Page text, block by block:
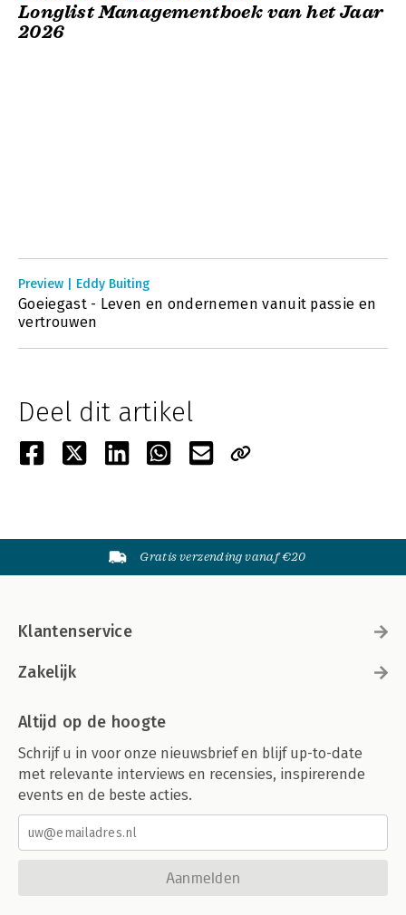
Longlist Managementboek van het Jaar
2026
Preview | Eddy Buiting
Goeiegast - Leven en ondernemen vanuit passie en
vertrouwen
Deel dit artikel
Gratis verzending vanaf €20
Klantenservice
Zakelijk
Altijd op de hoogte
Schrijf u in voor onze nieuwsbrief en blijf up-to-date
met relevante interviews en recensies, inspirerende
events en de beste acties.
Aanmelden